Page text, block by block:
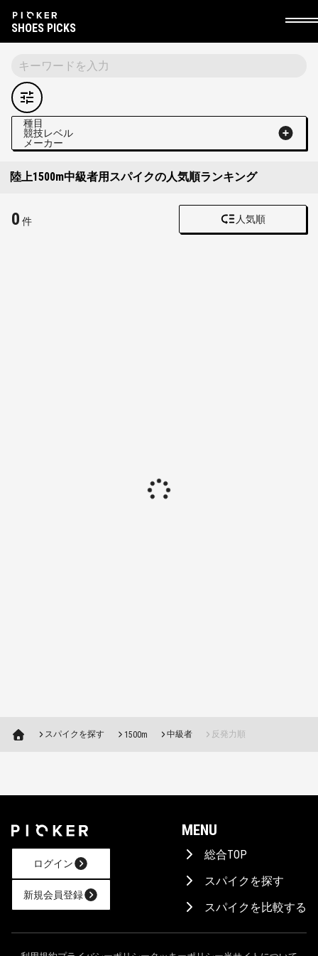
SHOES PICKS
種目
競技レベル
メーカー
陸上1500m中級者用スパイクの人気順ランキング
0 件 人気順
AIに相談！
スパイクを探す 1500m 中級者 反発力順
ログイン
新規会員登録
MENU
総合TOP
スパイクを探す
スパイクを比較する